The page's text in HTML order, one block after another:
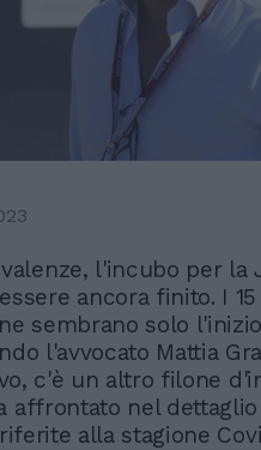
l'incubo per la
ancora finito. I
sembrano solo
l'avvocato Mattia
c'è un altro filone
affrontato nel
alla stagione